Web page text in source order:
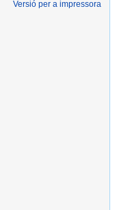
Versió per a impressora